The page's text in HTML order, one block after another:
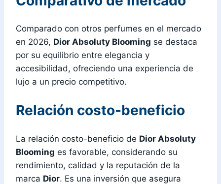
Comparado con otros perfumes en el mercado
en 2026, Dior Absoluty Blooming se destaca
por su equilibrio entre elegancia y
accesibilidad, ofreciendo una experiencia de
lujo a un precio competitivo.
Relación costo-beneficio
La relación costo-beneficio de Dior Absoluty
Blooming es favorable, considerando su
rendimiento, calidad y la reputación de la
marca Dior. Es una inversión que asegura